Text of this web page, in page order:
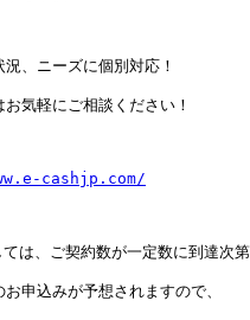
、ニーズに個別対応！
気軽にご相談ください！
cashjp.com/
は、ご契約数が一定数に到達次第
申込みが予想されますので、